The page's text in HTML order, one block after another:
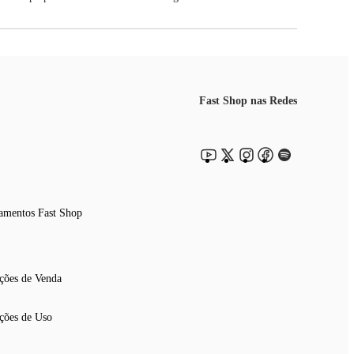
Fast Shop
de Venda
de Uso
Fast Shop nas Redes